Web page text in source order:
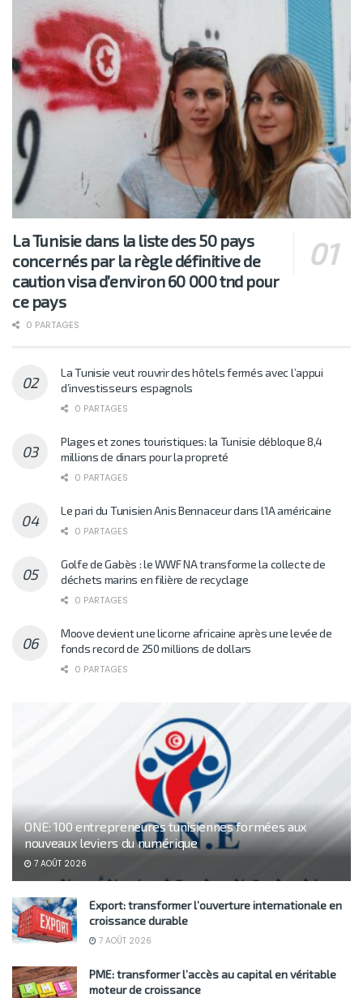
La Tunisie dans la liste des 50 pays
concernés par la règle définitive de
caution visa d’environ 60 000 tnd pour
ce pays
0 PARTAGES
La Tunisie veut rouvrir des hôtels fermés avec l’appui
d’investisseurs espagnols
0 PARTAGES
Plages et zones touristiques: la Tunisie débloque 8,4
millions de dinars pour la propreté
0 PARTAGES
Le pari du Tunisien Anis Bennaceur dans l’IA américaine
0 PARTAGES
Golfe de Gabès : le WWF NA transforme la collecte de
déchets marins en filière de recyclage
0 PARTAGES
Moove devient une licorne africaine après une levée de
fonds record de 250 millions de dollars
0 PARTAGES
ONE: 100 entrepreneures tunisiennes formées aux
nouveaux leviers du numérique
7 AOÛT 2026
Export: transformer l’ouverture internationale en
croissance durable
7 AOÛT 2026
PME: transformer l’accès au capital en véritable
moteur de croissance